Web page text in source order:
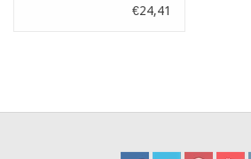
€24,41